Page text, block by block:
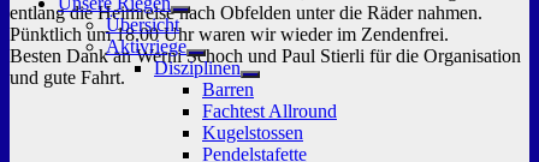
Untermenü
anzeigen
Übersicht
Aktivriege
Untermenü
anzeigen
Disziplinen
Untermenü
anzeigen
Barren
Fachtest Allround
Kugelstossen
Pendelstafette
entlang die Heimreise nach Obfelden unter die Räder nahmen.
Pünktlich um 18.00 Uhr waren wir wieder im Zendenfrei.
Besten Dank an Werni Schoch und Paul Stierli für die Organisation
und gute Fahrt.